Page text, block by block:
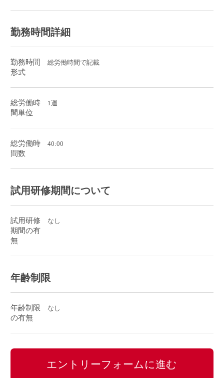
勤務時間詳細
勤務時間
形式
総労働時間で記載
総労働時
間単位
1週
総労働時
間数
40:00
試用研修期間について
試用研修
期間の有
無
なし
年齢制限
年齢制限
の有無
なし
エントリーフォームに進む